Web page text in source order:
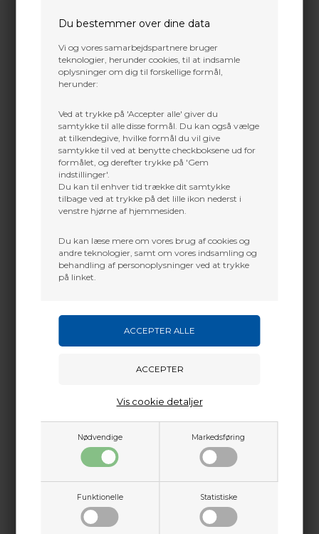
Du bestemmer over dine data
Vi og vores samarbejdspartnere bruger
teknologier, herunder cookies, til at indsamle
oplysninger om dig til forskellige formål,
herunder:
Ved at trykke på 'Accepter alle' giver du
samtykke til alle disse formål. Du kan også vælge
at tilkendegive, hvilke formål du vil give
samtykke til ved at benytte checkboksene ud for
formålet, og derefter trykke på 'Gem
indstillinger'.
Du kan til enhver tid trække dit samtykke
tilbage ved at trykke på det lille ikon nederst i
venstre hjørne af hjemmesiden.
Du kan læse mere om vores brug af cookies og
andre teknologier, samt om vores indsamling og
behandling af personoplysninger ved at trykke
på linket.
Nødvendige Markedsføring
Funktionelle Statistiske
Vis cookie detaljer
GATEWAY PARABOLIC RW 5"
DKK
VÆLG VARIANT
GATEWAY SHIELD 4 RW
6,30 DKK
10,70DKK
VÆLG VARIANT
8,80DKK
VÆLG VARIANT